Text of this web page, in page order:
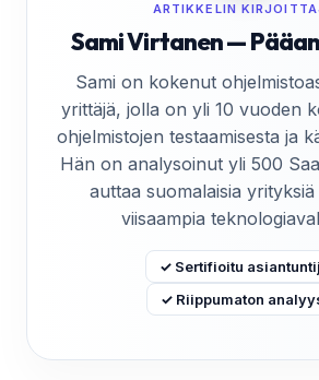
ARTIKKELIN
Sami Virtanen —
Sami on kokenut
yrittäjä, jolla on yli 10 vuoden
ohjelmistojen testaamisesta ja
Hän on analysoinut yli 500
auttaa suomalaisia
viisaampia
✓ Sertifioitu
✓ Riippumaton